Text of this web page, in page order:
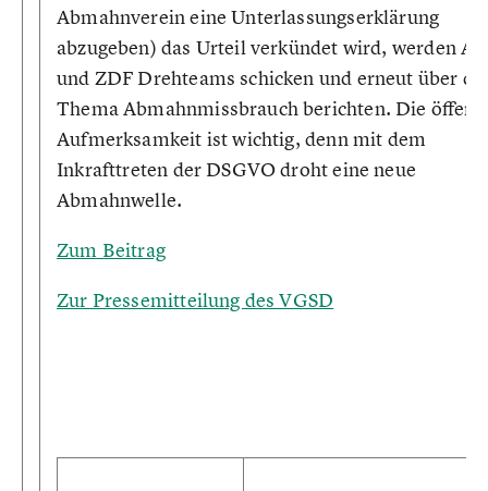
Abmahnverein eine Unterlassungserklärung
abzugeben) das Urteil verkündet wird, werden
und ZDF Drehteams schicken und erneut über
Thema Abmahnmissbrauch berichten. Die
Aufmerksamkeit ist wichtig, denn mit dem
Inkrafttreten der DSGVO droht eine neue
Abmahnwelle.
Zum Beitrag
Zur Pressemitteilung des VGSD